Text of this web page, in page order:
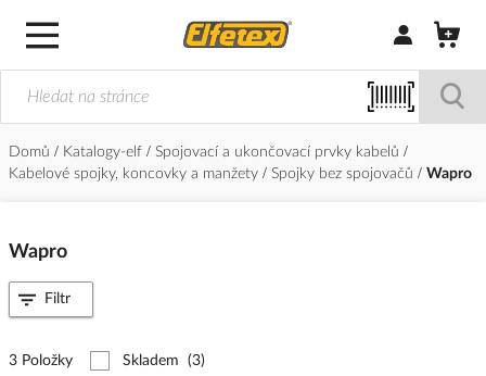
Přihlásit/
Domů Katalogy-elf
Spojovací a ukončovací prvky kabelů
Kabelové spojky, koncovky a manžety
Spojky bez spojovačů Wapro
Wapro
3 Položky Skladem (3)
Filtr